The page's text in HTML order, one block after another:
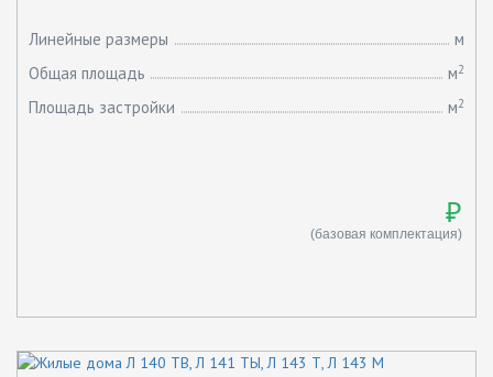
Линейные размеры
м
Общая площадь
м2
Площадь застройки м2
₽
(базовая комплектация)